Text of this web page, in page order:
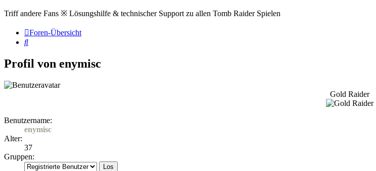
Triff andere Fans ※ Lösungshilfe & technischer Support zu allen Tomb Raider Spielen
Foren-Übersicht
Suche
Profil von enymisc
Gold Raider
Benutzername:
enymisc
Alter:
37
Gruppen: